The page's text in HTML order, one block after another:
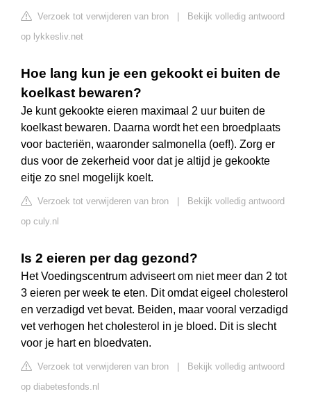
Verzoek tot verwijderen van bron
Bekijk volledig antwoord
op lykkesliv.net
Hoe lang kun je een gekookt ei buiten de
koelkast bewaren?
Je kunt gekookte eieren maximaal 2 uur buiten de
koelkast bewaren. Daarna wordt het een broedplaats
voor bacteriën, waaronder salmonella (oef!). Zorg er
dus voor de zekerheid voor dat je altijd je gekookte
eitje zo snel mogelijk koelt.
Verzoek tot verwijderen van bron
Bekijk volledig antwoord
op culy.nl
Is 2 eieren per dag gezond?
Het Voedingscentrum adviseert om niet meer dan 2 tot
3 eieren per week te eten. Dit omdat eigeel cholesterol
en verzadigd vet bevat. Beiden, maar vooral verzadigd
vet verhogen het cholesterol in je bloed. Dit is slecht
voor je hart en bloedvaten.
Verzoek tot verwijderen van bron
Bekijk volledig antwoord
op diabetesfonds.nl